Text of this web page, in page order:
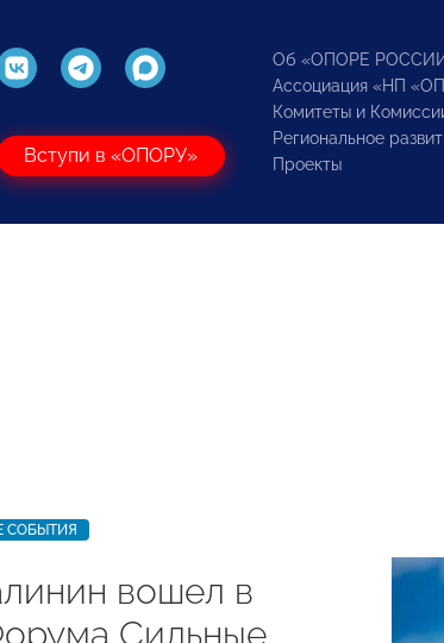
Вступи в «ОПОРУ»
Об «ОПОРЕ
Ассоциация «НП
Комитеты и
Региональное
Проекты
СОБЫТИЯ
вошел в
Сильные